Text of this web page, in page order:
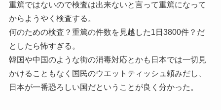
重篤ではないので検査は出来ないと言って重篤になって
からようやく検査する。
何のための検査？重篤の件数を見越した1日3800件？だ
としたら怖すぎる。
韓国や中国のような街の消毒対応とかも日本では一切見
かけることもなく国民のウエットティッシュ頼みだし、
日本が一番恐ろしい国だということが良く分かった。